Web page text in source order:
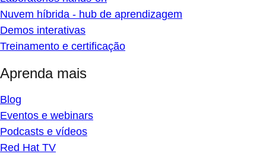
Nuvem híbrida - hub de aprendizagem
Demos interativas
Treinamento e certificação
Aprenda mais
Blog
Eventos e webinars
Podcasts e vídeos
Red Hat TV